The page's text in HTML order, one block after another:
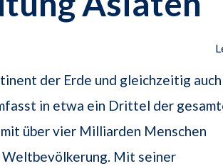
der Erde und gleichzeitig
in etwa ein Drittel der
über vier Milliarden Menschen
Mit seiner